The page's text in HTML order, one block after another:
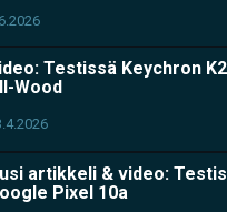
Testissä Keychron K2
Wood
artikkeli & video:
Pixel 10a